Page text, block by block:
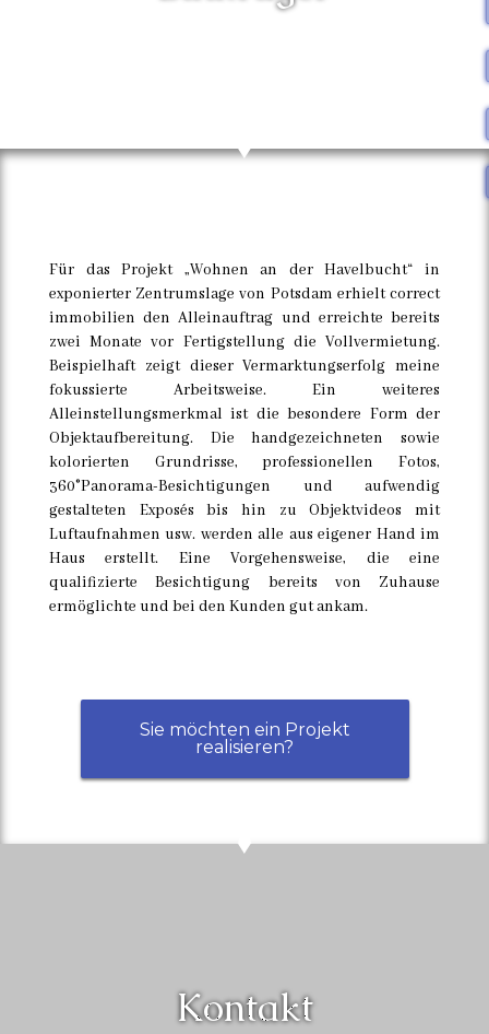
Für das Projekt „Wohnen an der Havelbucht“ in
exponierter Zentrumslage von Potsdam erhielt correct
immobilien den Alleinauftrag und erreichte bereits
zwei Monate vor Fertigstellung die Vollvermietung.
Beispielhaft zeigt dieser Vermarktungserfolg meine
fokussierte Arbeitsweise. Ein weiteres
Alleinstellungsmerkmal ist die besondere Form der
Objektaufbereitung. Die handgezeichneten sowie
kolorierten Grundrisse, professionellen Fotos,
360°Panorama-Besichtigungen und aufwendig
gestalteten Exposés bis hin zu Objektvideos mit
Luftaufnahmen usw. werden alle aus eigener Hand im
Haus erstellt. Eine Vorgehensweise, die eine
qualifizierte Besichtigung bereits von Zuhause
ermöglichte und bei den Kunden gut ankam.
Sie möchten ein Projekt
realisieren?
Kontakt